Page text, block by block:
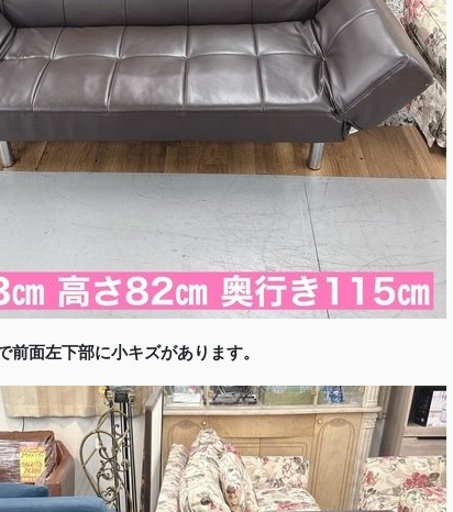
前面左下部に小キズがあります。